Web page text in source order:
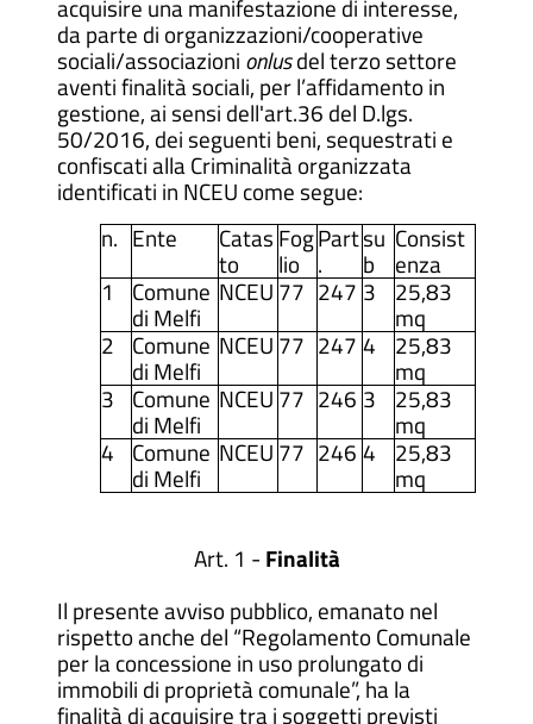
acquisire una manifestazione di interesse,
da parte di organizzazioni/cooperative
sociali/associazioni onlusdel terzo settore
aventi finalità sociali, per l’affidamento in
gestione, ai sensi dell'art.36 del D.lgs.
50/2016, dei seguenti beni, sequestrati e
confiscati alla Criminalità organizzata
identificati in NCEU come segue:
n. Ente Catas
to
Fog
lio
Part
.
su
b
Consist
enza
1 Comune
di Melfi
NCEU 77 247 3 25,83
mq
2 Comune
di Melfi
NCEU 77 247 4 25,83
mq
3 Comune
di Melfi
NCEU 77 246 3 25,83
mq
4 Comune
di Melfi
NCEU 77 246 4 25,83
mq
Art. 1 - Finalità
Il presente avviso pubblico, emanato nel
rispetto anche del “Regolamento Comunale
per la concessione in uso prolungato di
immobili di proprietà comunale”, ha la
finalità di acquisire tra i soggetti previsti